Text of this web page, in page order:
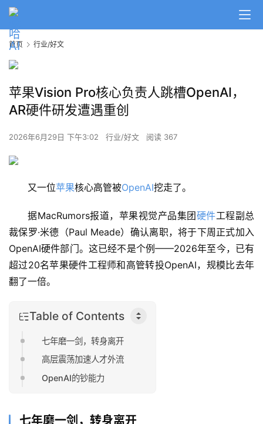
首页 行业/好文
苹果Vision Pro核心负责人跳槽OpenAI，
AR硬件研发遭遇重创
2026年6月29日 下午3:02 行业/好文 阅读 367
又一位苹果核心高管被OpenAI挖走了。
据MacRumors报道，苹果视觉产品集团硬件工程副总
裁保罗·米德（Paul Meade）确认离职，将于下周正式加入
OpenAI硬件部门。这已经不是个例——2026年至今，已有
超过20名苹果硬件工程师和高管转投OpenAI，规模比去年
翻了一倍。
Table of Contents
七年磨一剑，转身离开
高层震荡加速人才外流
OpenAI的钞能力
七年磨一剑，转身离开